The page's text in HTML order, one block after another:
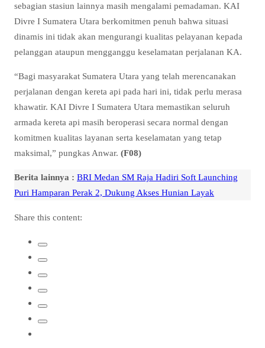
sebagian stasiun lainnya masih mengalami pemadaman. KAI
Divre I Sumatera Utara berkomitmen penuh bahwa situasi
dinamis ini tidak akan mengurangi kualitas pelayanan kepada
pelanggan ataupun mengganggu keselamatan perjalanan KA.
“Bagi masyarakat Sumatera Utara yang telah merencanakan
perjalanan dengan kereta api pada hari ini, tidak perlu merasa
khawatir. KAI Divre I Sumatera Utara memastikan seluruh
armada kereta api masih beroperasi secara normal dengan
komitmen kualitas layanan serta keselamatan yang tetap
maksimal,” pungkas Anwar. (F08)
Berita lainnya : BRI Medan SM Raja Hadiri Soft Launching
Puri Hamparan Perak 2, Dukung Akses Hunian Layak
Share this content: